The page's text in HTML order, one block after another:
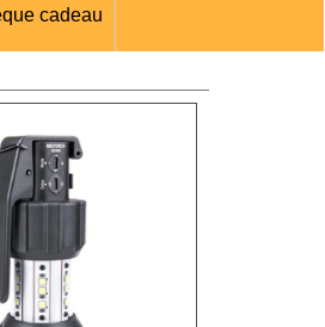
cadeau